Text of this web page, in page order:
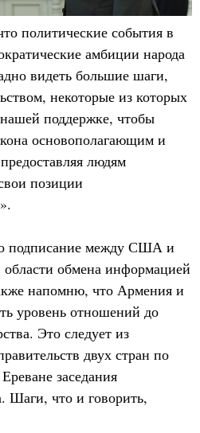
политические события в
амбиции народа
видеть большие шаги,
некоторые из которых
поддержке, чтобы
основополагающим и
людям
позиции
подписание между США и
обмена информацией
напомню, что Армения и
уровень отношений до
Это следует из
двух стран по
заседания
Шаги, что и говорить,